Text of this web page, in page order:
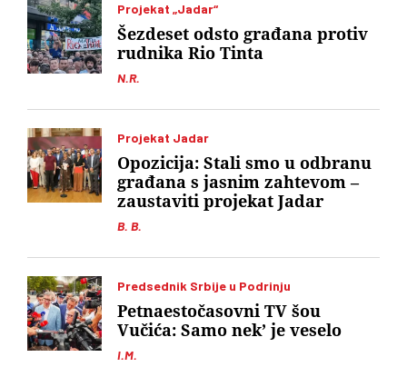
Projekat „Jadar“
N.R.
Šezdeset odsto građana protiv
rudnika Rio Tinta
Projekat Jadar
B. B.
Opozicija: Stali smo u odbranu
građana s jasnim zahtevom –
zaustaviti projekat Jadar
Predsednik Srbije u Podrinju
I.M.
Petnaestočasovni TV šou
Vučića: Samo nek’ je veselo